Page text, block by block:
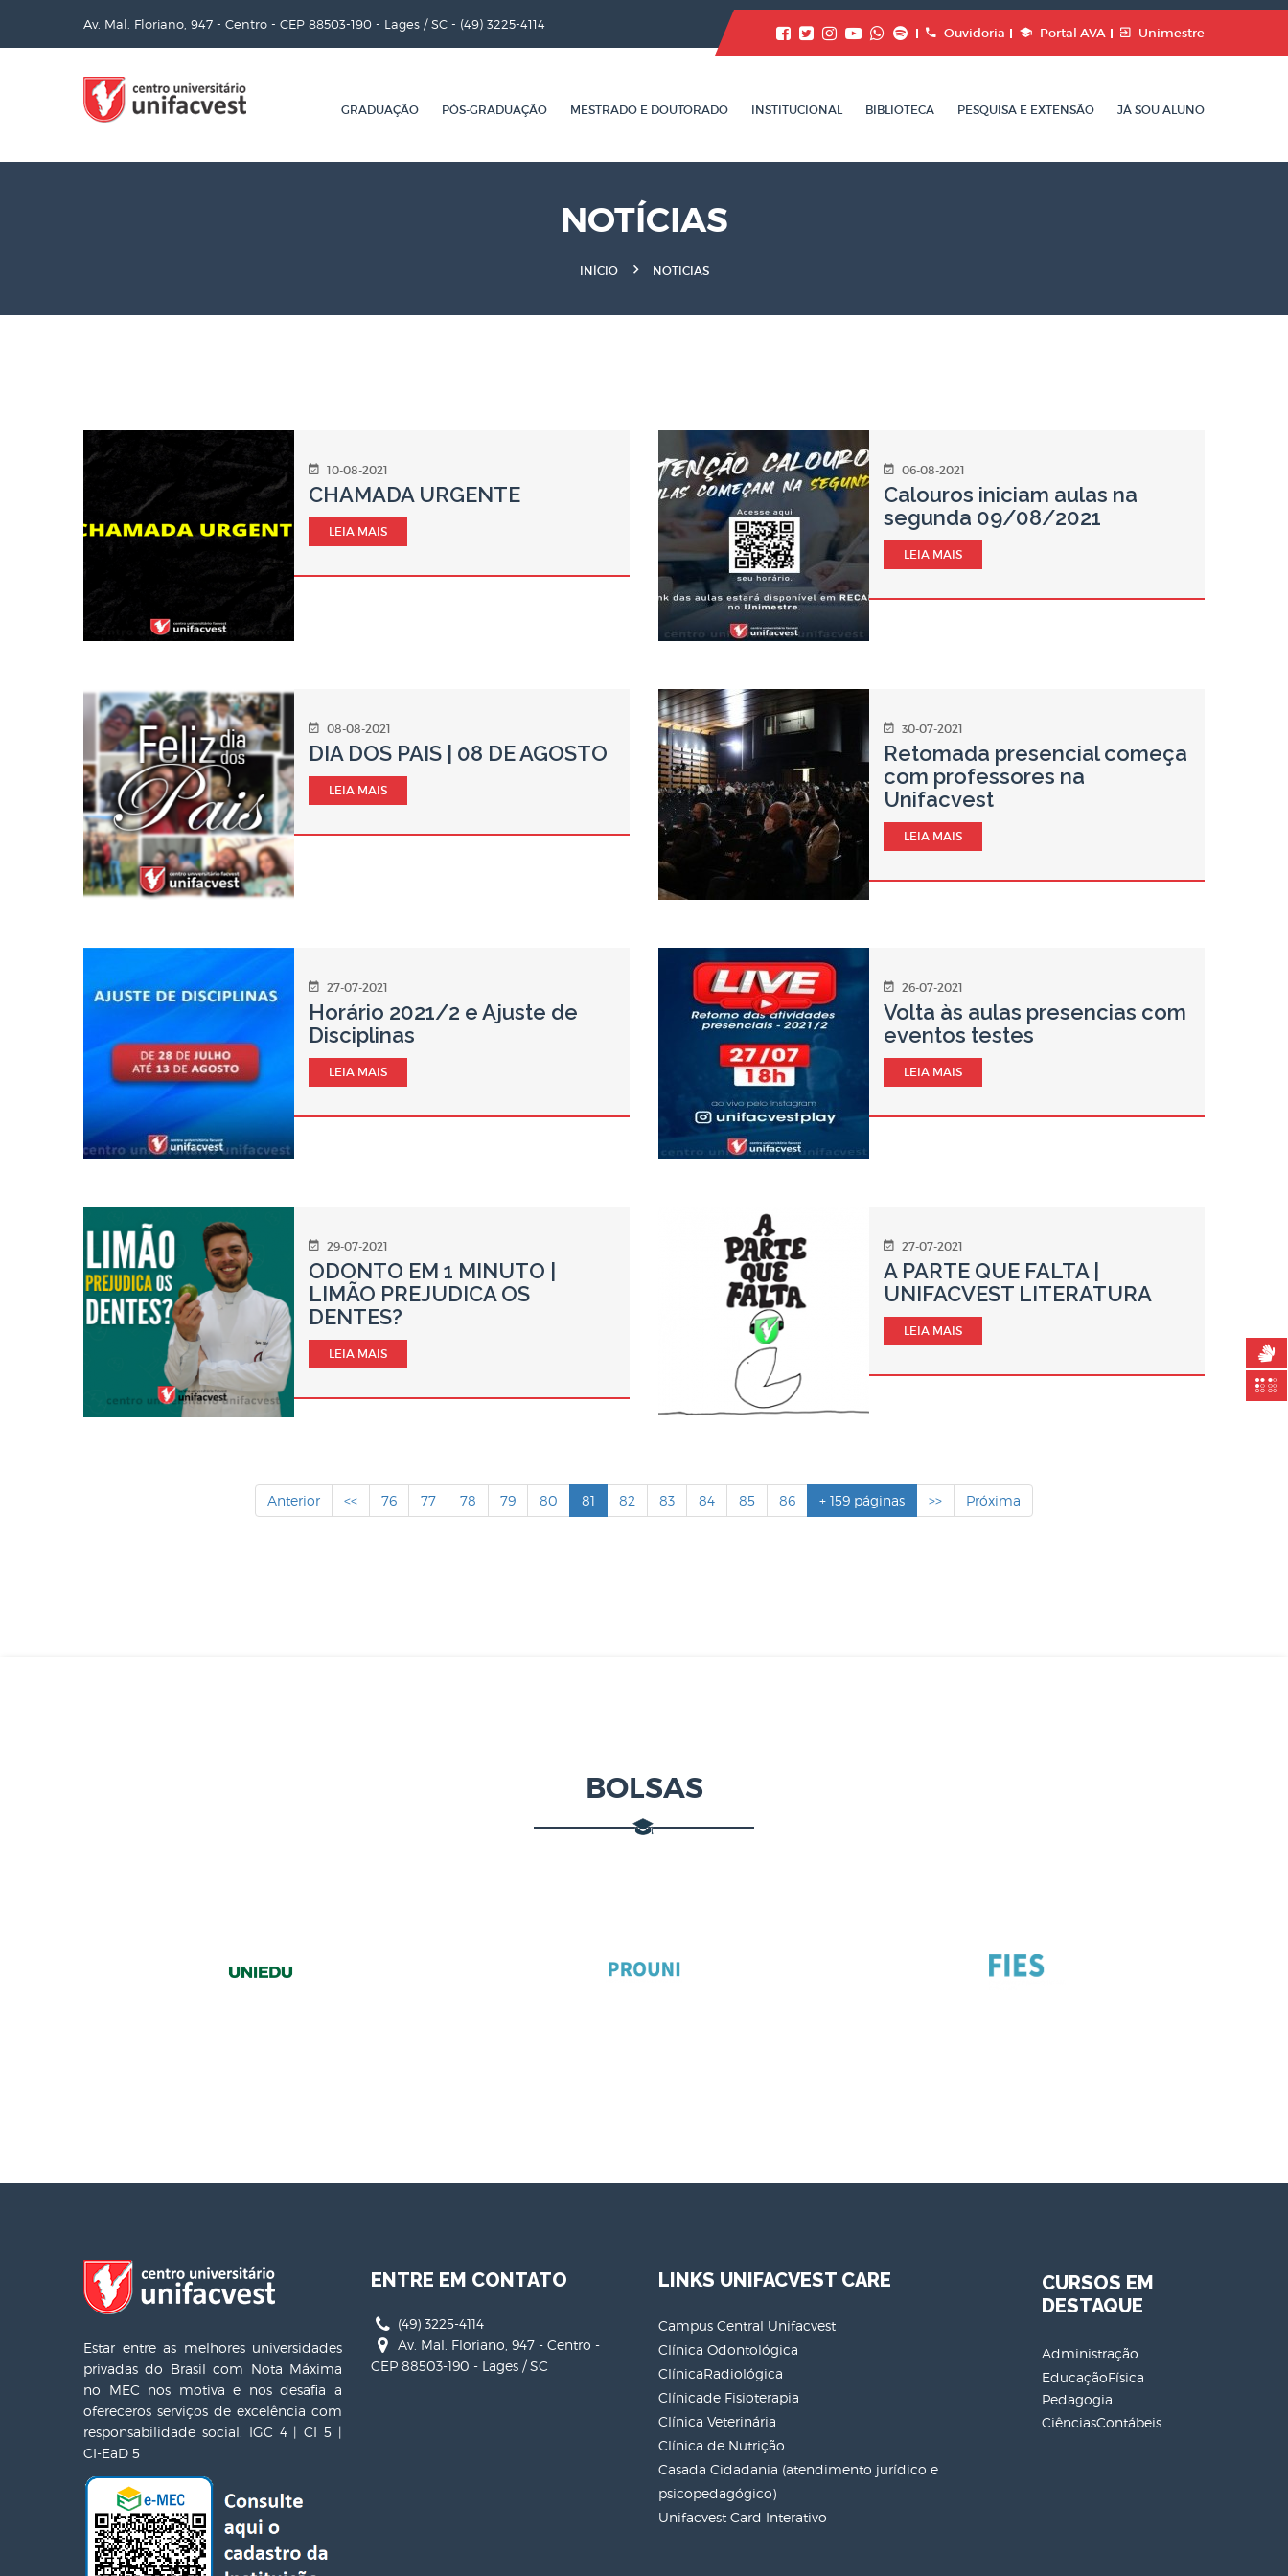
Av. Mal. Floriano, 947 - Centro - CEP 88503-190 - Lages / SC - (49) 3225-4114
Ouvidoria Portal AVA Unimestre
GRADUAÇÃO PÓS-GRADUAÇÃO MESTRADO E DOUTORADO INSTITUCIONAL BIBLIOTECA PESQUISA E EXTENSÃO JÁ SOU ALUNO
NOTÍCIAS
INÍCIO NOTICIAS
10-08-2021
CHAMADA URGENTE
LEIA MAIS
06-08-2021
Calouros iniciam aulas na
segunda 09/08/2021
LEIA MAIS
08-08-2021
DIA DOS PAIS | 08 DE AGOSTO
LEIA MAIS
30-07-2021
Retomada presencial começa
com professores na
Unifacvest
LEIA MAIS
27-07-2021
Horário 2021/2 e Ajuste de
Disciplinas
LEIA MAIS
26-07-2021
Volta às aulas presencias com
eventos testes
LEIA MAIS
29-07-2021
ODONTO EM 1 MINUTO |
LIMÃO PREJUDICA OS
DENTES?
LEIA MAIS
27-07-2021
A PARTE QUE FALTA |
UNIFACVEST LITERATURA
LEIA MAIS
Anterior << 76 77 78 79 80 81 82 83 84 85 86 + 159 páginas >> Próxima
BOLSAS
Estar entre as melhores universidades
privadas do Brasil com Nota Máxima
no MEC nos motiva e nos desafia a
ofereceros serviços de excelência com
responsabilidade social. IGC 4 | CI 5 |
CI-EaD 5
ENTRE EM CONTATO
(49) 3225-4114
Av. Mal. Floriano, 947 - Centro -
CEP 88503-190 - Lages / SC
LINKS UNIFACVEST CARE
Campus Central Unifacvest
Clínica Odontológica
ClínicaRadiológica
Clínicade Fisioterapia
Clínica Veterinária
Clínica de Nutrição
Casada Cidadania (atendimento jurídico e
psicopedagógico)
Unifacvest Card Interativo
CURSOS EM
DESTAQUE
Administração
EducaçãoFísica
Pedagogia
CiênciasContábeis